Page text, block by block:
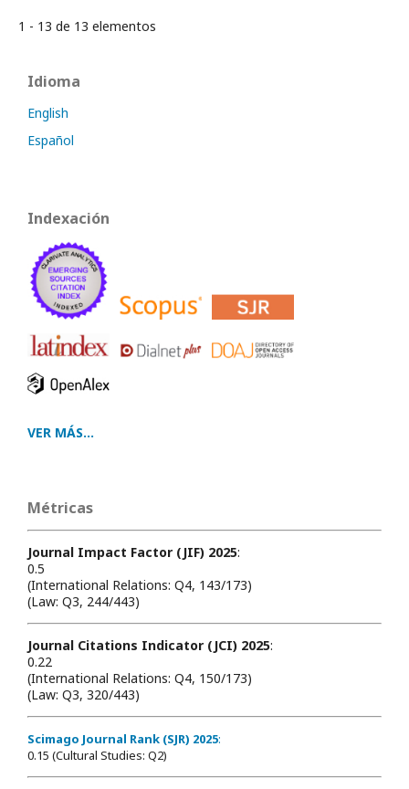
1 - 13 de 13 elementos
Idioma
English
Español
Indexación
VER MÁS...
Métricas
Journal Impact Factor (JIF) 2025:
0.5
(International Relations: Q4, 143/173)
(Law: Q3, 244/443)
Journal Citations Indicator (JCI) 2025:
0.22
(International Relations: Q4, 150/173)
(Law: Q3, 320/443)
Scimago Journal Rank (SJR) 2025:
0.15 (Cultural Studies: Q2)